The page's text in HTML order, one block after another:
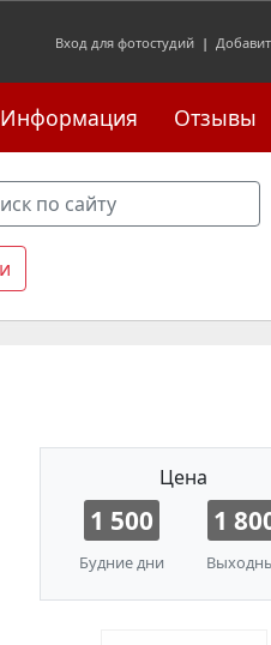
Вход для фотостудий |
Информация Отзывы
Цена
1 500
Будние дни
1